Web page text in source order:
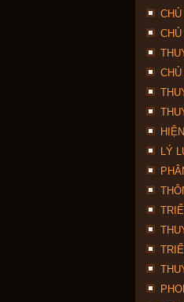
LÝ